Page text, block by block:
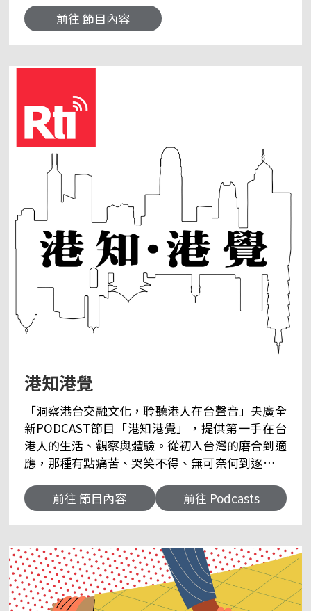
前往 節目內容
港知港覺
「洞察港台交融文化，聆聽港人在台聲音」央廣全
新PODCAST節目「港知港覺」，提供第一手在台
港人的生活、觀察與體驗。從初入台灣的磨合到適
應，那種有點痛苦、哭笑不得、無可奈何到逐步適
你。 從證件、健保、就醫、就學、工作、生活、烹
調飲食等等…，港台地域雖接近，但這差異如何跨
驗。 透過在台港人的經驗分享與傳承，讓「港知港
覺」融入最在地的台灣生活與文化。 前往＞＞央廣
華語節目粉絲團 | Facebook 聽友來
函： kercy@rti.org.tw
前往 節目內容 前往 Podcasts